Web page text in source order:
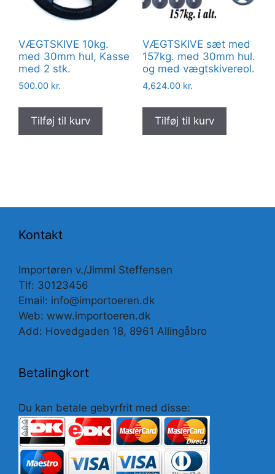
VÆGTSKIVE 10kg.
med 30mm hul, Kasse
med 2 stk.
500.00 kr.
Tilføj til kurv
VÆGTSKIVE sæt med
157kg. med 30mm hul.
og med vægtskivereol.
4,624.00 kr.
Tilføj til kurv
Kontakt
Importøren v./Jimmi Steffensen
Tlf: 30123456
Email: info@importoeren.dk
Web: www.importoeren.dk
Add: Hovedgaden 18, 8961 Allingåbro
Betalingkort
Du kan betale gebyrfrit med disse: